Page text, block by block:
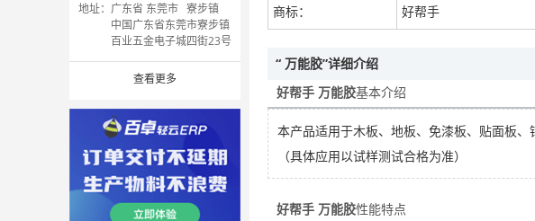
地址： 广东省 东莞市 寮步镇
中国广东省东莞市寮步镇
百业五金电子城四街23号
查看更多
商标： 好帮手
“ 万能胶”详细介绍
好帮手 万能胶基本介绍
本产品适用于木板、地板、免漆板、贴面板
（具体应用以试样测试合格为准）
好帮手 万能胶性能特点